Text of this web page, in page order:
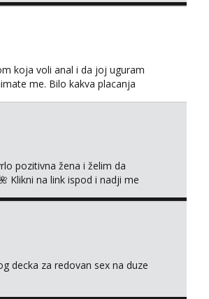
koja voli anal i da joj uguram
me. Bilo kakva placanja
pozitivna žena i želim da
Klikni na link ispod i nadji me
decka za redovan sex na duze